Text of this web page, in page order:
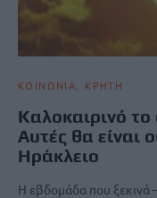
ΚΟΙΝΩΝΙΑ ΚΡΗΤΗ
Καλοκαιρινό το
Αυτές θα είναι
Ηράκλειο
Η εβδομάδα που ξεκινά